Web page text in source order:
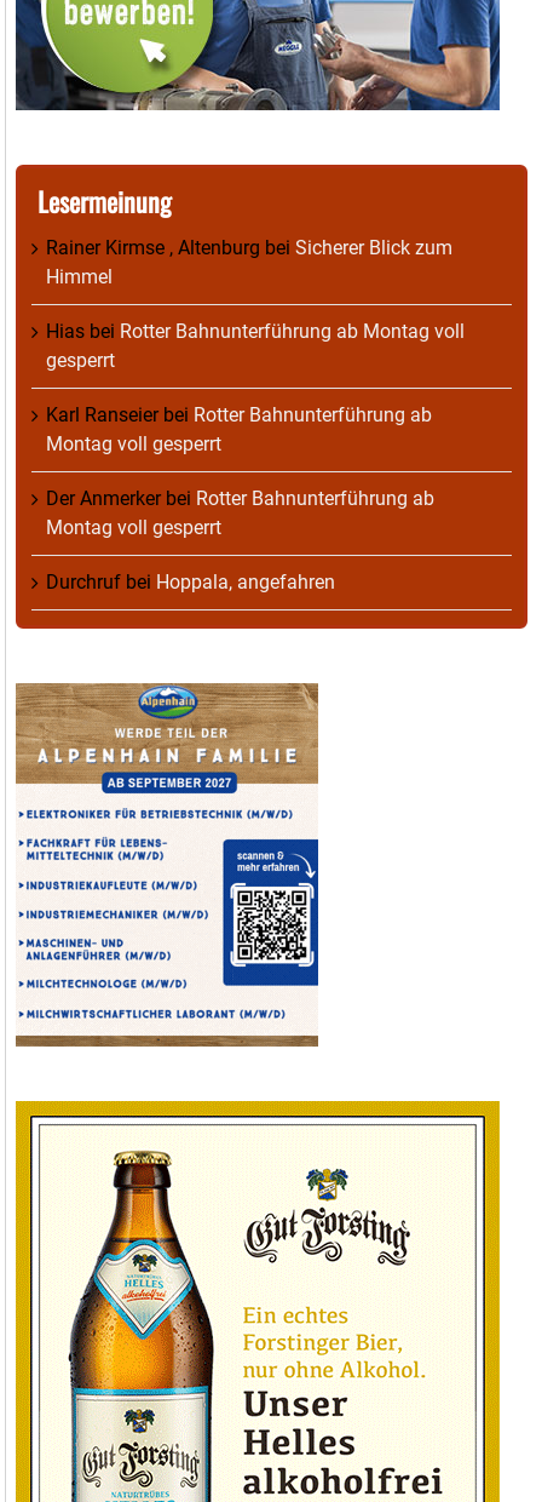
Lesermeinung
Rainer Kirmse , Altenburg bei Sicherer Blick zum
Himmel
Hias bei Rotter Bahnunterführung ab Montag voll
gesperrt
Karl Ranseierbei Rotter Bahnunterführung ab
Montag voll gesperrt
Der Anmerkerbei Rotter Bahnunterführung ab
Montag voll gesperrt
Durchruf bei Hoppala, angefahren